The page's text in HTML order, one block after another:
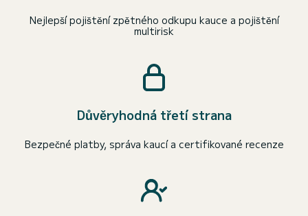
Nejlepší pojištění zpětného odkupu kauce a pojištění
multirisk
Důvěryhodná třetí strana
Bezpečné platby, správa kaucí a certifikované recenze